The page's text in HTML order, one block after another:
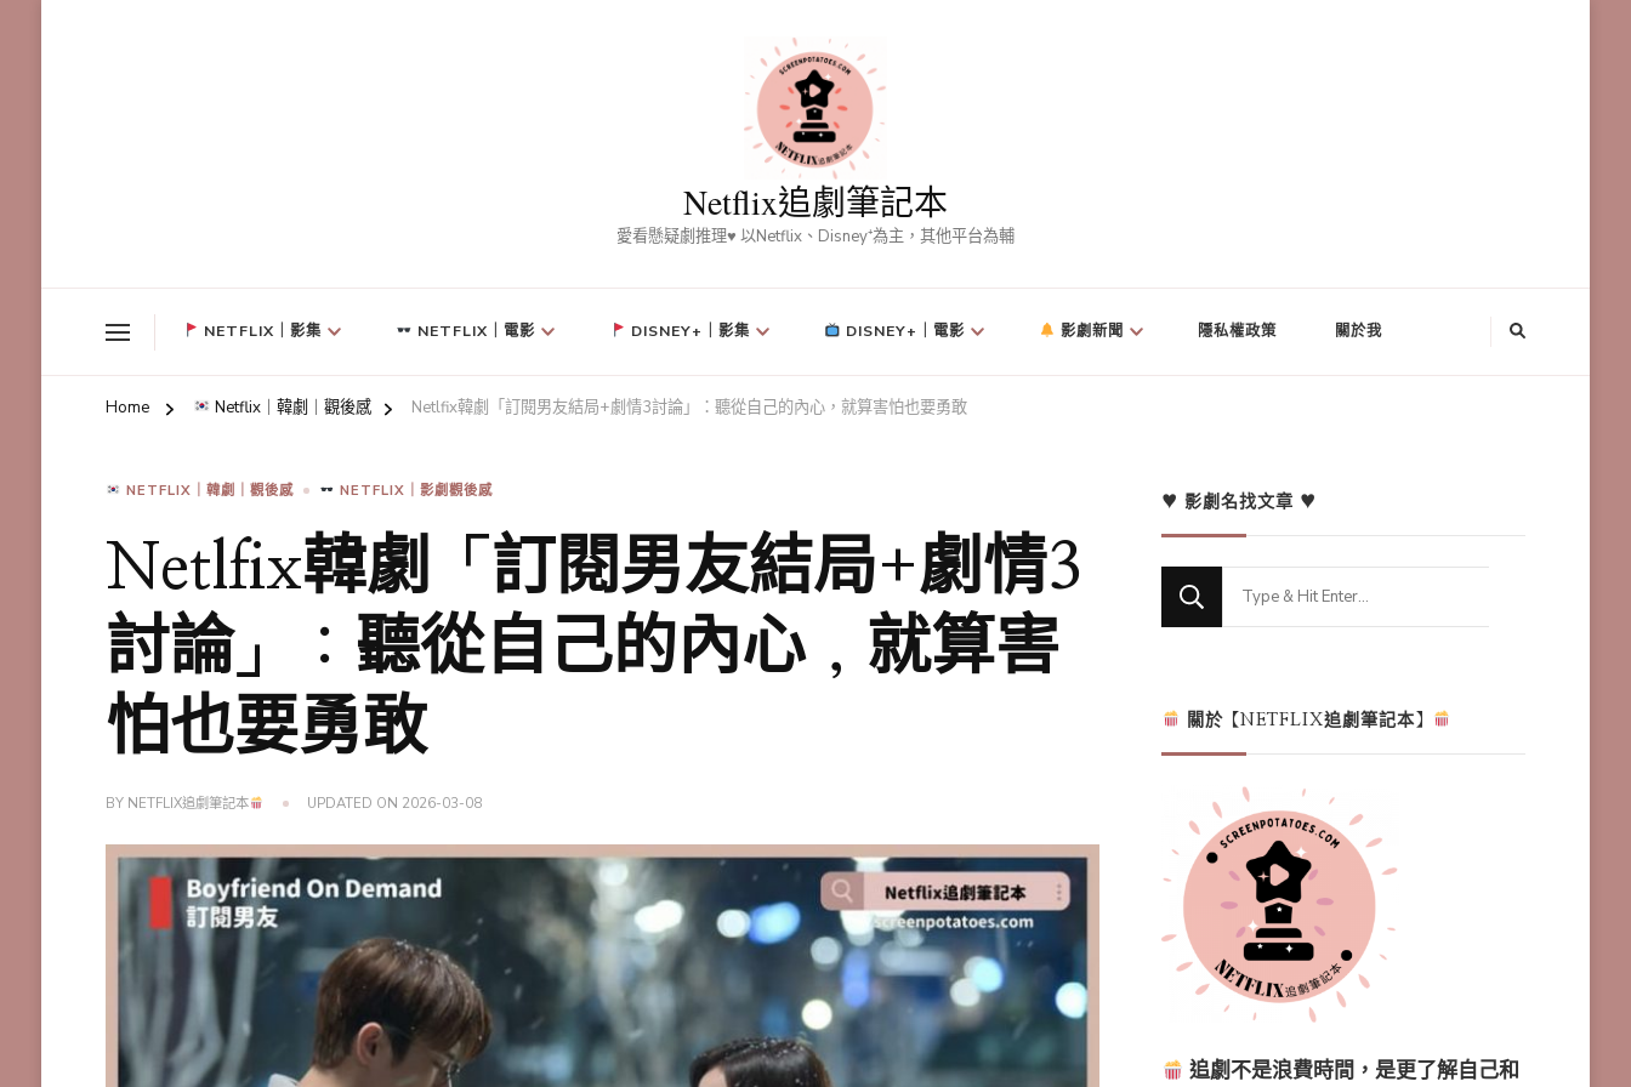
Netflix追劇筆記本
愛看懸疑劇推理♥ 以Netflix、Disney⁺為主，其他平台為輔
NETFLIX｜影集 NETFLIX｜電影 DISNEY+｜影集 DISNEY+｜電影 影劇新聞 隱私權政策 關於我
Home Netflix｜韓劇｜觀後感 Netlfix韓劇「訂閱男友結局+劇情3討論」：聽從自己的內心，就算害怕也要勇敢
NETFLIX｜韓劇｜觀後感 NETFLIX｜影劇觀後感
Netlfix韓劇「訂閱男友結局+劇情3
討論」：聽從自己的內心，就算害
怕也要勇敢
BY NETFLIX追劇筆記本 UPDATED ON 2026-03-08
♥ 影劇名找文章 ♥
Looking
關於【NETFLIX追劇筆記本】
追劇不是浪費時間，是更了解自己和